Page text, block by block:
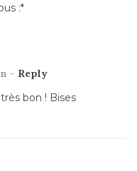
:*
- Reply
bon ! Bises